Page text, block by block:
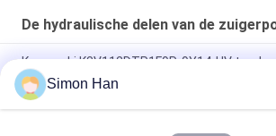
De hydraulische delen van de
Kawasaki K3V112DTP1F9R-9Y14-HV
zuiger hoofdpomp
Parker heavy-duty hogedruk axiale
Simon Han